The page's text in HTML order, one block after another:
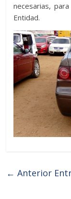
necesarias,
Entidad.
← Anterior